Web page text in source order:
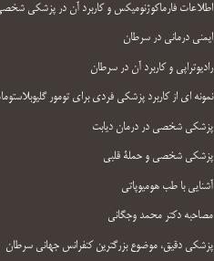
اطلاعات فارماکوژنومیکس و کاربرد آن در پزشکی
ایمنی درمانی در سرطان
رادیوتراپی و کاربرد آن در سرطان
نمونه ای از کاربرد پزشکی فردی برای تومور
پزشکی شخصی در درمان دیابت
پزشکی شخصی و حملۀ قلبی
آشنایی با طب هومیوپاتی
مصاحبه دکتر محمد وجگانی
پزشکی دقیق، موضوع بزرگترین کنفرانس جهانی سرطان